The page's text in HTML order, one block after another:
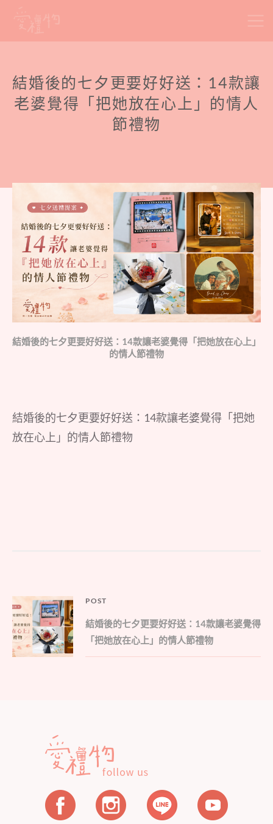
結婚後的七夕更要好好送：14款讓
老婆覺得「把她放在心上」的情人
節禮物
結婚後的七夕更要好好送：14款讓老婆覺得「把她放在心上」
的情人節禮物
結婚後的七夕更要好好送：14款讓老婆覺得「把她
放在心上」的情人節禮物
文
章
導
覽
POST
Parent
post:
結婚後的七夕更要好好送：14款讓老婆覺得
「把她放在心上」的情人節禮物